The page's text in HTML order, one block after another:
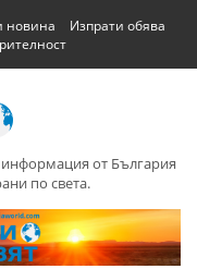
новина
Изпрати обява
от България
по света.